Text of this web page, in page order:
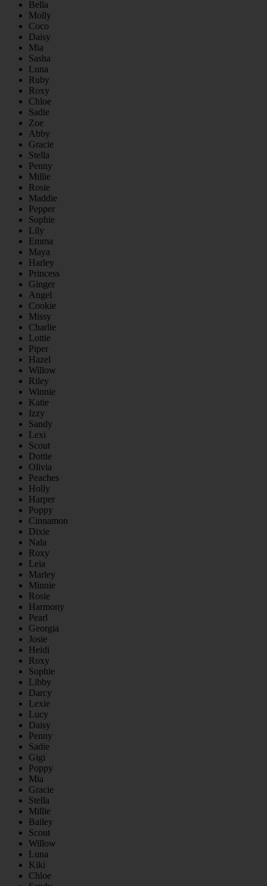
Bella
Molly
Coco
Daisy
Mia
Sasha
Luna
Ruby
Roxy
Chloe
Sadie
Zoe
Abby
Gracie
Stella
Penny
Millie
Rosie
Maddie
Pepper
Sophie
Lily
Emma
Maya
Harley
Princess
Ginger
Angel
Cookie
Missy
Charlie
Lottie
Piper
Hazel
Willow
Riley
Winnie
Katie
Izzy
Sandy
Lexi
Scout
Dottie
Olivia
Peaches
Holly
Harper
Poppy
Cinnamon
Dixie
Nala
Roxy
Leia
Marley
Minnie
Rosie
Harmony
Pearl
Georgia
Josie
Heidi
Roxy
Sophie
Libby
Darcy
Lexie
Lucy
Daisy
Penny
Sadie
Gigi
Poppy
Mia
Gracie
Stella
Millie
Bailey
Scout
Willow
Luna
Kiki
Chloe